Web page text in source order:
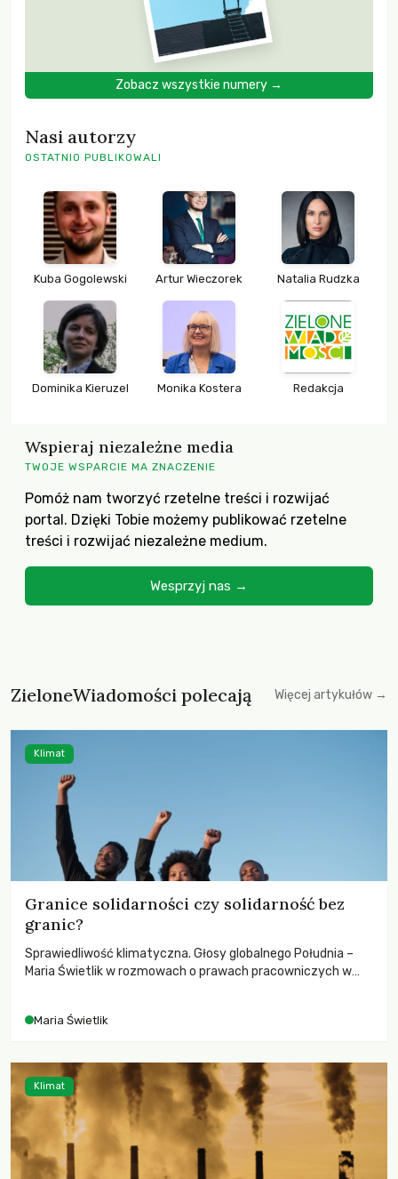
Zobacz wszystkie numery →
Nasi autorzy
OSTATNIO PUBLIKOWALI
Kuba Gogolewski Artur Wieczorek Natalia Rudzka
Dominika Kieruzel Monika Kostera Redakcja
Wspieraj niezależne media
TWOJE WSPARCIE MA ZNACZENIE
Pomóż nam tworzyć rzetelne treści i rozwijać
portal. Dzięki Tobie możemy publikować rzetelne
treści i rozwijać niezależne medium.
Wesprzyj nas →
ZieloneWiadomości polecają Więcej artykułów →
Granice solidarności czy solidarność bez
granic?
Sprawiedliwość klimatyczna. Głosy globalnego Południa –
Maria Świetlik w rozmowach o prawach pracowniczych w
Maria Świetlik
Klimat
Klimat